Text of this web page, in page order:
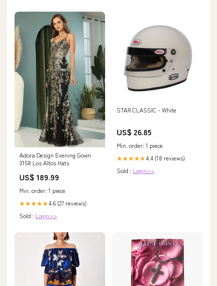
Adora Design Evening Gown
3158 Los Altos Hats
US$ 189.99
Min. order: 1 piece
★★★★★4.6 (27 reviews)
Sold : Login>>
STAR CLASSIC - White
US$ 26.85
Min. order: 1 piece
★★★★★4.4 (18 reviews)
Sold : Login>>